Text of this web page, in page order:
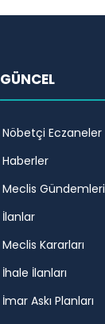
GÜNCEL
Nöbetçi Eczaneler
Haberler
Meclis Gündemleri
İlanlar
Meclis Kararları
İhale İlanları
İmar Askı Planları